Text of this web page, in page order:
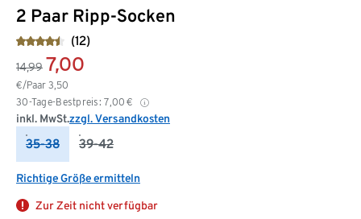
2 Paar Ripp-Socken
(12)
14,99 7,00
€/Paar 3,50
30-Tage-Bestpreis: 7,00 €
inkl. MwSt.zzgl. Versandkosten
35-38 39-42
Richtige Größe ermitteln
Zur Zeit nicht verfügbar